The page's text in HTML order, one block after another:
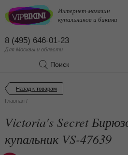
Интернет-магазин
купальников и бикини
8 (495) 646-01-23
Для Москвы и области
Поиск
Назад к товарам
Главная /
Victoria's Secret
купальник VS-47639